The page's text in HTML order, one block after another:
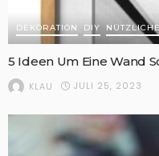
DEKORATION DIY
5 Ideen Um Eine Wand
KLAU JULI 25, 2023